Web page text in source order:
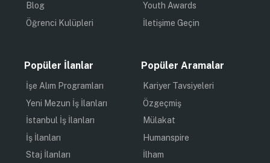
Blog
Öğrenci Kulüpleri
Youth Awards
İletişime Geçin
Popüler İlanlar
İşe Alım Programları
Yeni Mezun İş İlanları
İstanbul İş İlanları
İş İlanları
Staj İlanları
Popüler Aramalar
Kariyer Tavsiyeleri
Özgeçmiş
Mülakat
Humanspire
İlham